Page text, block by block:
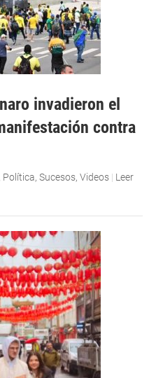
invadieron el
contra
Política, Sucesos, Videos | Leer